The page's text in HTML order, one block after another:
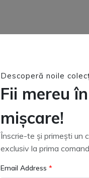
Descoperă noile
Fii mereu în
mișcare!
Înscrie-te și primești un
exclusiv la prima
Email Address